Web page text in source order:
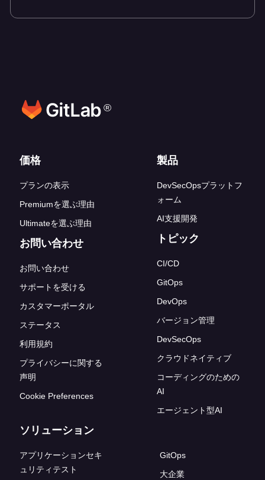
®
フッターリンク
価格
プランの表示
Premiumを選ぶ理由
Ultimateを選ぶ理由
お問い合わせ
お問い合わせ
サポートを受ける
カスタマーポータル
ステータス
利用規約
プライバシーに関する
声明
Cookie Preferences
製品
DevSecOpsプラットフ
ォーム
AI支援開発
トピック
CI/CD
GitOps
DevOps
バージョン管理
DevSecOps
クラウドネイティブ
コーディングのための
AI
エージェント型AI
ソリューション
アプリケーションセキ
ュリティテスト
GitOps
大企業